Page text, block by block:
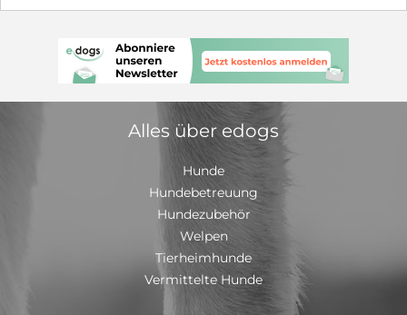
Alles über edogs
Hunde
Hundebetreuung
Hundezubehör
Welpen
Tierheimhunde
Vermittelte Hunde